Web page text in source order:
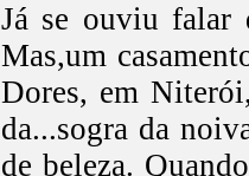
Já se ouviu falar
Mas,um
Dores, em
da...sogra da
de beleza.